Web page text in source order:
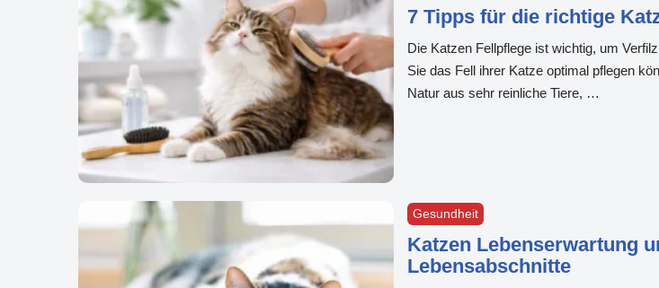
7 Tipps für die richtige
Die Katzen Fellpflege ist wichtig, um
Sie das Fell ihrer Katze optimal pflegen
Natur aus sehr reinliche Tiere, …
Gesundheit
Katzen Lebenserwartung
Lebensabschnitte